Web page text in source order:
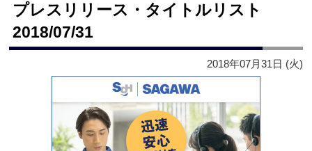
プレスリリース・タイトルリスト
2018/07/31
2018年07月31日 (火)